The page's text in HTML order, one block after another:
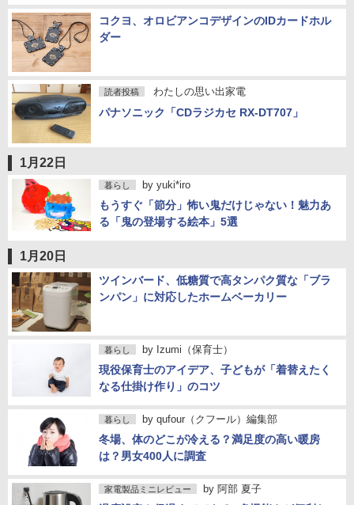
コクヨ、オロビアンコデザインのIDカードホル
ダー
読者投稿 わたしの思い出家電
パナソニック「CDラジカセ RX-DT707」
1月22日
暮らし by yuki*iro
もうすぐ「節分」怖い鬼だけじゃない！魅力あ
る「鬼の登場する絵本」5選
1月20日
ツインバード、低糖質で高タンパク質な「ブラ
ンパン」に対応したホームベーカリー
暮らし by Izumi（保育士）
現役保育士のアイデア、子どもが「着替えたく
なる仕掛け作り」のコツ
暮らし by qufour（クフール）編集部
冬場、体のどこが冷える？満足度の高い暖房
は？男女400人に調査
家電製品ミニレビュー by 阿部 夏子